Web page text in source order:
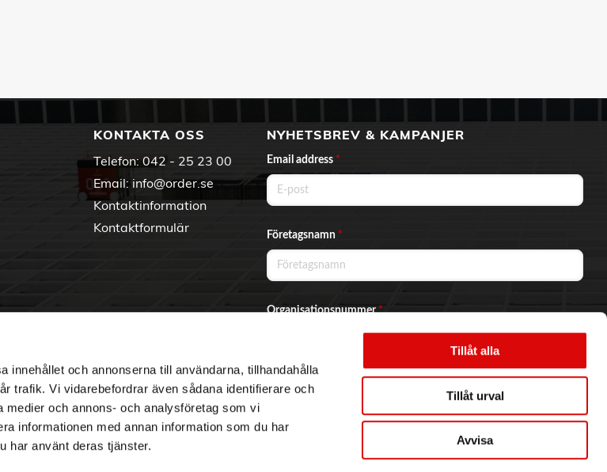
innehållet och annonserna till användarna, tillhandahålla
trafik. Vi vidarebefordrar även sådana identifierare och
medier och annons- och analysföretag som vi
informationen med annan information som du har
har använt deras tjänster.
Tillåt alla
Tillåt urval
Avvisa
KONTAKTA OSS
Telefon: 042 - 25 23 00
Email: info@order.se
Kontaktinformation
Kontaktformulär
NYHETSBREV & KAMPANJER
Email address *
Företagsnamn *
Organisationsnummer*
Ja, jag vill prenumerera på nyhetsbrevet.